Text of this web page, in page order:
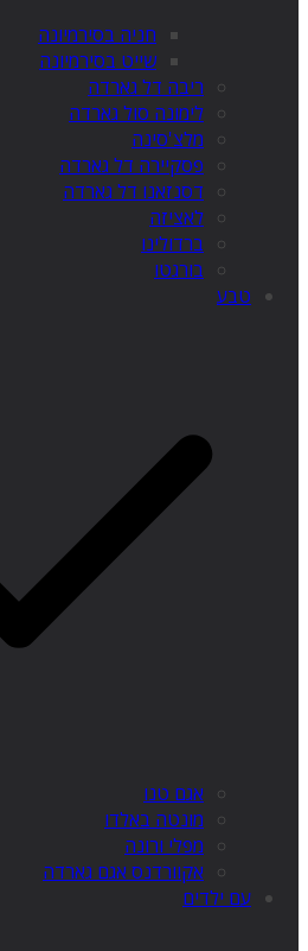
חניה בסירמיונה
שייט בסירמיונה
ריבה דל גארדה
לימונה סול גארדה
מלצ'סינה
פסקיירה דל גארדה
דסנזאנו דל גארדה
לאציזה
ברדולינו
בורגטו
טבע
אגם טנו
מונטה באלדו
מפלי ורונה
אקוורדנס אגם גארדה
עם ילדים